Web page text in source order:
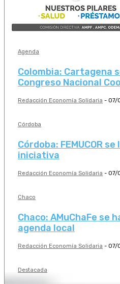
Agenda
Colombia: Cartagena
Congreso Nacional
Redacción Economía Solidaria - 07/
Córdoba
Córdoba: FEMUCOR
iniciativa
Redacción Economía Solidaria - 07/
Chaco
Chaco: AMuChaFe se
agenda local
Redacción Economía Solidaria - 07/
Destacada